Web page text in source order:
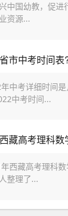
中国幼教，促进
资源...
市中考时间表
中考详细时间
中考时间...
藏高考理科
西藏高考理科
整理了...